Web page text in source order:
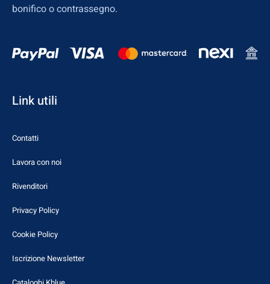
bonifico o contrassegno.
Link utili
Contatti
Lavora con noi
Rivenditori
Privacy Policy
Cookie Policy
Iscrizione Newsletter